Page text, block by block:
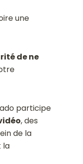
une
de ne
participe
, des
de la
la